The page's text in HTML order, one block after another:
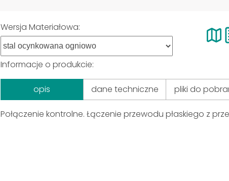
Wersja Materiałowa:
Informacje o produkcie:
opis dane techniczne pliki do
Połączenie kontrolne. Łączenie przewodu płaskiego z